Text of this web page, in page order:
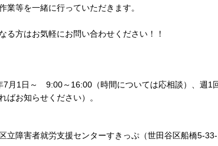
業等を一緒に行っていただきます。
る方はお気軽にお問い合わせください！！
7月1日～ 9:00～16:00（時間については応相談）、週1
ばお知らせください）。
立障害者就労支援センターすきっぷ（世田谷区船橋5-33-